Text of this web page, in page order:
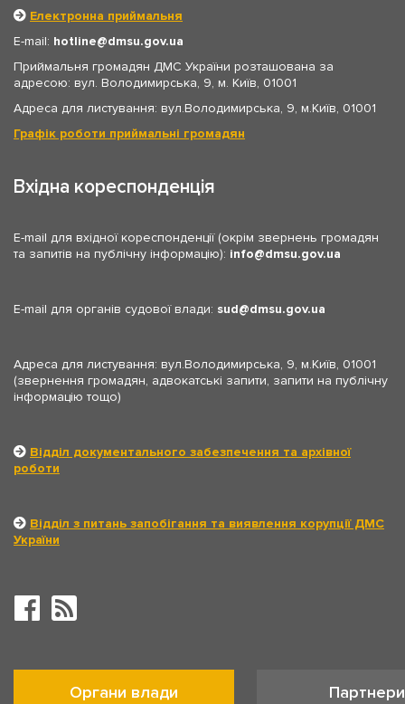
Електронна приймальня
E-mail: hotline
dmsu.gov.ua
Приймальня громадян ДМС України розташована за
адресою: вул. Володимирська, 9, м. Київ, 01001
Адреса для листування: вул.Володимирська, 9, м.Київ, 01001
Графік роботи приймальні громадян
Вхідна кореспонденція
E-mail для вхідної кореспонденції (окрім звернень громадян
та запитів на публічну інформацію): info dmsu.gov.ua
E-mail для органів судової влади: sud dmsu.gov.ua
Адреса для листування: вул.Володимирська, 9, м.Київ, 01001
(звернення громадян, адвокатські запити, запити на публічну
інформацію тощо)
Відділ документального забезпечення та архівної
роботи
Відділ з питань запобігання та виявлення корупції ДМС
України
Органи влади Партнери